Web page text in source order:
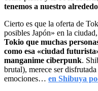
tenemos a nuestro
Cierto es que la oferta de
posibles Japón» en la
Tokio que muchas
como esa «ciudad
manganime ciberpunk.
brutal), merece ser
emociones… en Shibuya